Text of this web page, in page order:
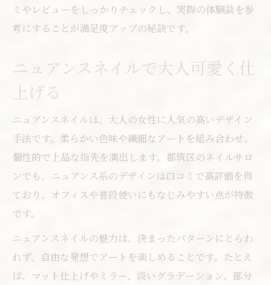
ミやレビューをしっかりチェックし、実際の体験談を参
考にすることが満足度アップの秘訣です。
ニュアンスネイルで大人可愛く仕
上げる
ニュアンスネイルは、大人の女性に人気の高いデザイン
手法です。柔らかい色味や繊細なアートを組み合わせ、
個性的で上品な指先を演出します。都筑区のネイルサロ
ンでも、ニュアンス系のデザインは口コミで高評価を得
ており、オフィスや普段使いにもなじみやすい点が特徴
です。
ニュアンスネイルの魅力は、決まったパターンにとらわ
れず、自由な発想でアートを楽しめることです。たとえ
ば、マット仕上げやミラー、淡いグラデーション、部分